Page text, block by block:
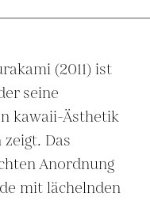
(2011) ist
seine
kawaii-Ästhetik
Das
Anordnung
mit lächelnden